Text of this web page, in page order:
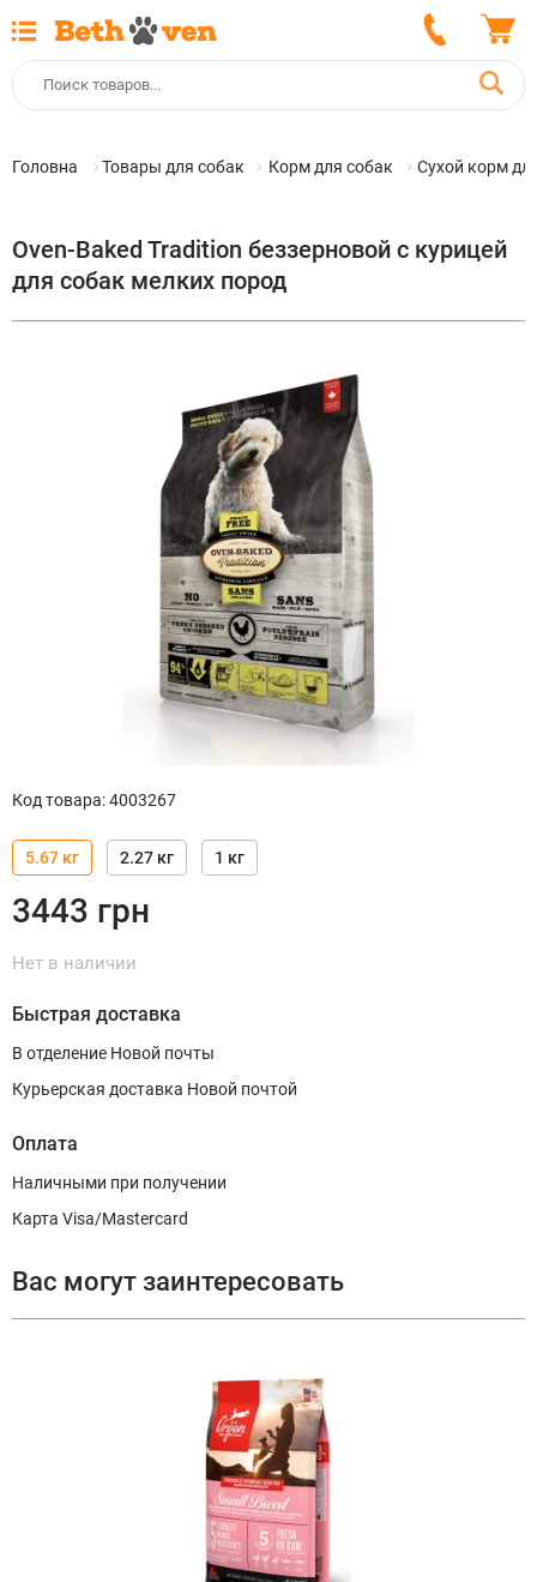
Головна Товары для собак Корм для собак Сухой корм
Oven-Baked Tradition беззерновой с курицей
для собак мелких пород
Код товара:4003267
5.67 кг 2.27 кг 1 кг
3443 грн
Нет в наличии
Быстрая доставка
В отделение Новой почты
Курьерская доставка Новой почтой
Оплата
Наличными при получении
Карта Visa/Mastercard
Вас могут заинтересовать